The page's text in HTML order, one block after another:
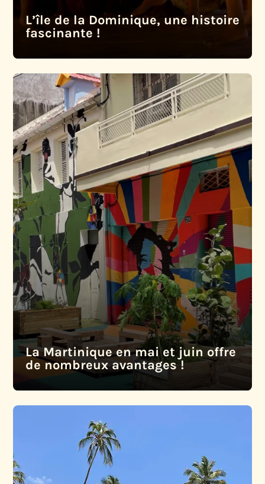
L’île de la Dominique, une histoire
fascinante !
La Martinique en mai et juin offre
de nombreux avantages !